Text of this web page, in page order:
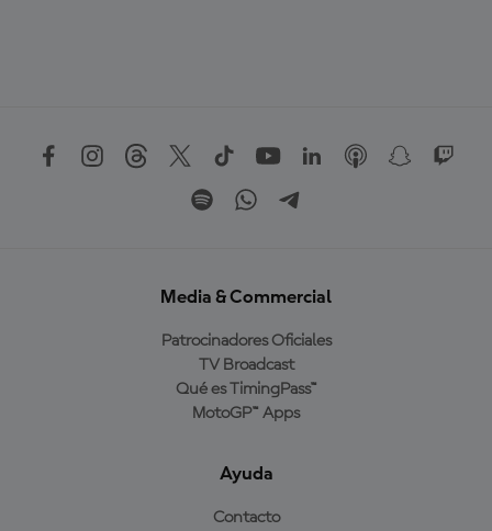
Media & Commercial
Patrocinadores Oficiales
TV Broadcast
Qué es TimingPass™
MotoGP™ Apps
Ayuda
Contacto